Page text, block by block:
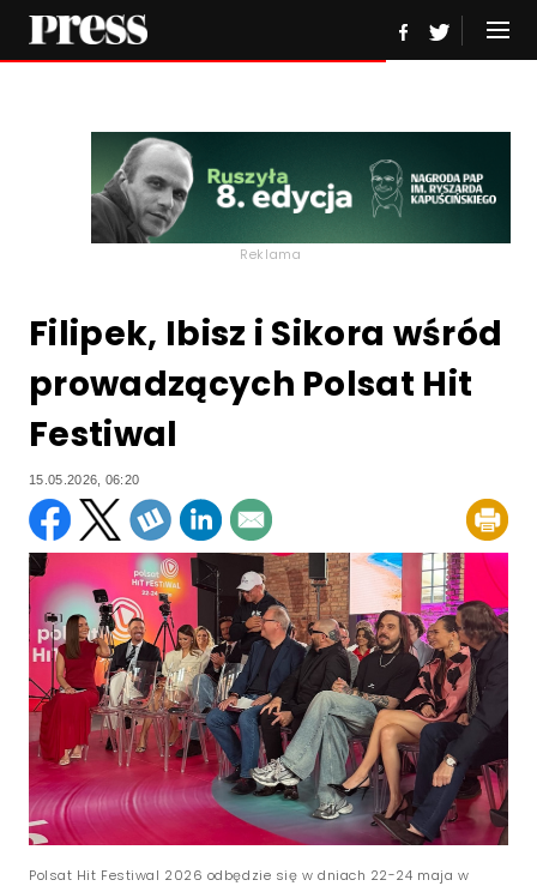
Reklama
Filipek, Ibisz i Sikora wśród
prowadzących Polsat Hit
Festiwal
15.05.2026, 06:20
Polsat Hit Festiwal 2026 odbędzie się w dniach 22-24 maja w